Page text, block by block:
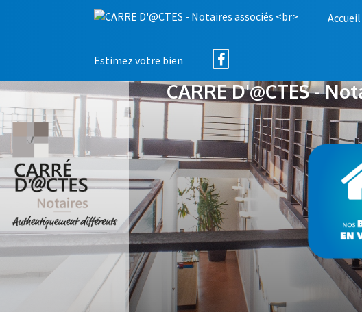
Accueil
Estimez votre bien
CARRE D'@CTES -